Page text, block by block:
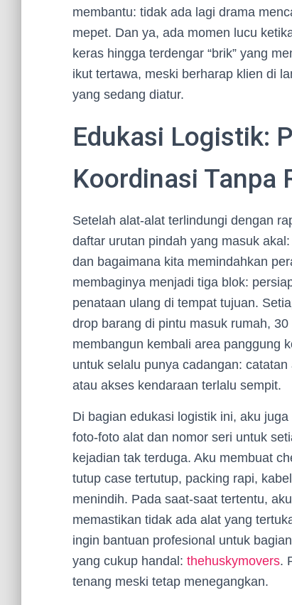
membantu: tidak ada lagi drama
mepet. Dan ya, ada momen lucu
keras hingga terdengar “brik” yang
ikut tertawa, meski berharap klien di
yang sedang diatur.
Edukasi Logistik:
Koordinasi Tanpa
Setelah alat-alat terlindungi dengan
daftar urutan pindah yang masuk
dan bagaimana kita memindahkan
membaginya menjadi tiga blok:
penataan ulang di tempat tujuan.
drop barang di pintu masuk rumah,
membangun kembali area panggung
untuk selalu punya cadangan:
atau akses kendaraan terlalu sempit.
Di bagian edukasi logistik ini, aku
foto-foto alat dan nomor seri untuk
kejadian tak terduga. Aku membuat
tutup case tertutup, packing rapi,
menindih. Pada saat-saat tertentu,
memastikan tidak ada alat yang
ingin bantuan profesional untuk
yang cukup handal: thehuskymovers.
tenang meski tetap menegangkan.